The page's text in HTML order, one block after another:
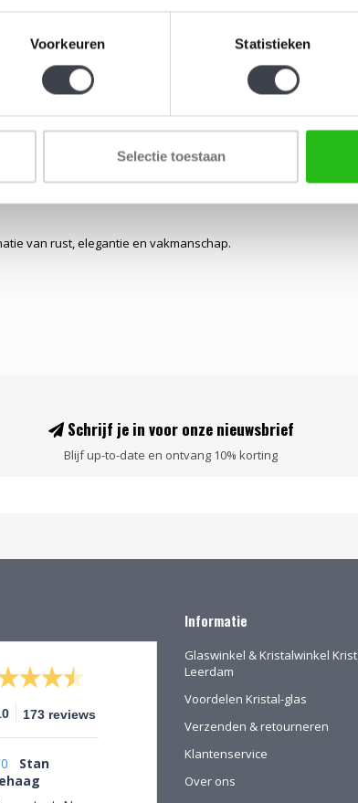
Voorkeuren Statistieken
Selectie toestaan
van rust, elegantie en vakmanschap.
Schrijf je in voor onze nieuwsbrief
Blijf up-to-date en ontvang 10% korting
173 reviews
Stan
Informatie
Glaswinkel & Kristalwinkel
Leerdam
Voordelen Kristal-glas
Verzenden & retourneren
Klantenservice
Over ons